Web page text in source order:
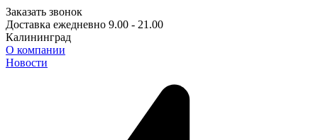
Заказать звонок
Доставка ежедневно 9.00 - 21.00
Калининград
О компании
Новости